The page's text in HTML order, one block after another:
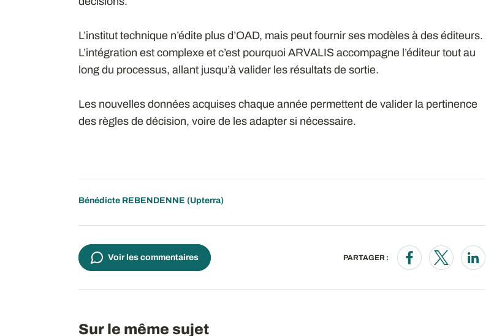
L’institut technique n’édite plus d’OAD, mais peut fournir ses modèles à des éditeurs.
L’intégration est complexe et c’est pourquoi ARVALIS accompagne l’éditeur tout au
long du processus, allant jusqu’à valider les résultats de sortie.
Les nouvelles données acquises chaque année permettent de valider la pertinence
des règles de décision, voire de les adapter si nécessaire.
Bénédicte REBENDENNE (Upterra)
Voir les commentaires PARTAGER :
Opens in a new
Opens in a
Sur le même sujet